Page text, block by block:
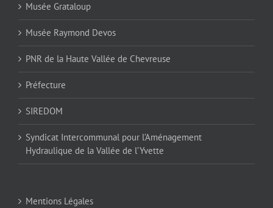
Musée Grataloup
Musée Raymond Devos
PNR de la Haute Vallée de Chevreuse
Préfecture
SIREDOM
Syndicat Intercommunal pour l’Aménagement
Hydraulique de la Vallée de l’Yvette
Mentions Légales